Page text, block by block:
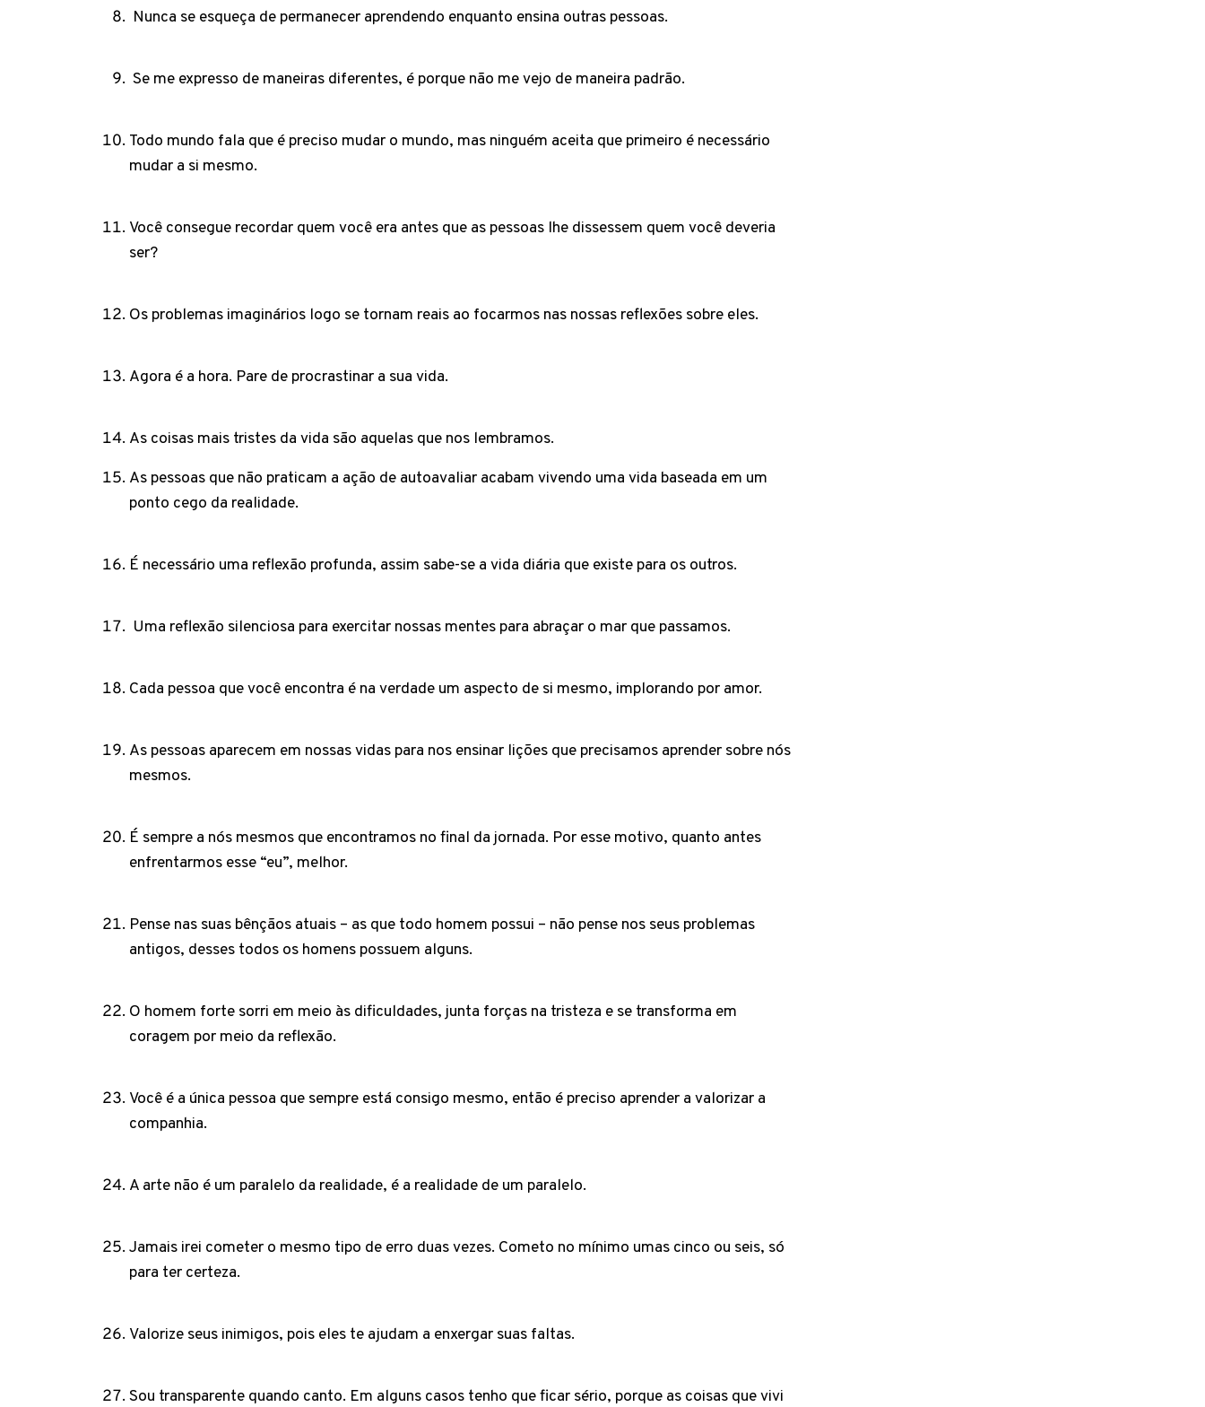
Nunca se esqueça de permanecer aprendendo enquanto ensina outras pessoas.
Se me expresso de maneiras diferentes, é porque não me vejo de maneira padrão.
Todo mundo fala que é preciso mudar o mundo, mas ninguém aceita que primeiro é necessário
mudar a si mesmo.
Você consegue recordar quem você era antes que as pessoas lhe dissessem quem você deveria
ser?
Os problemas imaginários logo se tornam reais ao focarmos nas nossas reflexões sobre eles.
Agora é a hora. Pare de procrastinar a sua vida.
As coisas mais tristes da vida são aquelas que nos lembramos.
As pessoas que não praticam a ação de autoavaliar acabam vivendo uma vida baseada em um
ponto cego da realidade.
É necessário uma reflexão profunda, assim sabe-se a vida diária que existe para os outros.
Uma reflexão silenciosa para exercitar nossas mentes para abraçar o mar que passamos.
Cada pessoa que você encontra é na verdade um aspecto de si mesmo, implorando por amor.
As pessoas aparecem em nossas vidas para nos ensinar lições que precisamos aprender sobre nós
mesmos.
É sempre a nós mesmos que encontramos no final da jornada. Por esse motivo, quanto antes
enfrentarmos esse “eu”, melhor.
Pense nas suas bênçãos atuais – as que todo homem possui – não pense nos seus problemas
antigos, desses todos os homens possuem alguns.
O homem forte sorri em meio às dificuldades, junta forças na tristeza e se transforma em
coragem por meio da reflexão.
Você é a única pessoa que sempre está consigo mesmo, então é preciso aprender a valorizar a
companhia.
A arte não é um paralelo da realidade, é a realidade de um paralelo.
Jamais irei cometer o mesmo tipo de erro duas vezes. Cometo no mínimo umas cinco ou seis, só
para ter certeza.
Valorize seus inimigos, pois eles te ajudam a enxergar suas faltas.
Sou transparente quando canto. Em alguns casos tenho que ficar sério, porque as coisas que vivi